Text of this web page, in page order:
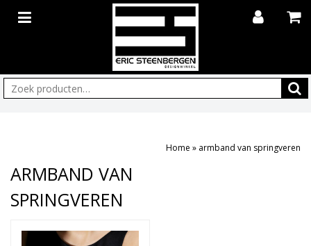
Zoeken:
Home » armband van springveren
ARMBAND VAN
SPRINGVEREN